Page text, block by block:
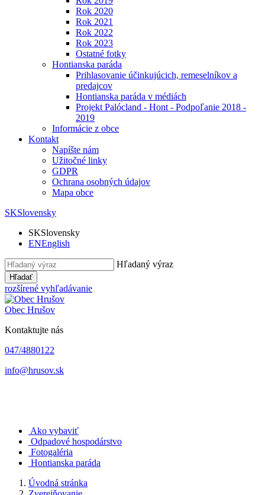
Rok 2020
Rok 2021
Rok 2022
Rok 2023
Ostatné fotky
Hontianska paráda
Prihlasovanie účinkujúcich, remeselníkov a
predajcov
Hontianska paráda v médiách
Projekt Palócland - Hont - Podpoľanie 2018 -
2019
Informácie z obce
Kontakt
Napíšte nám
Užitočné linky
GDPR
Ochrana osobných údajov
Mapa obce
SKSlovensky
SKSlovensky
ENEnglish
Hľadaný výraz
Hľadať
rozšírené vyhľadávanie
Obec Hrušov
Kontaktujte nás
047/4880122
info@hrusov.sk
Ako vybaviť
Odpadové hospodárstvo
Fotogaléria
Hontianska paráda
Úvodná stránka